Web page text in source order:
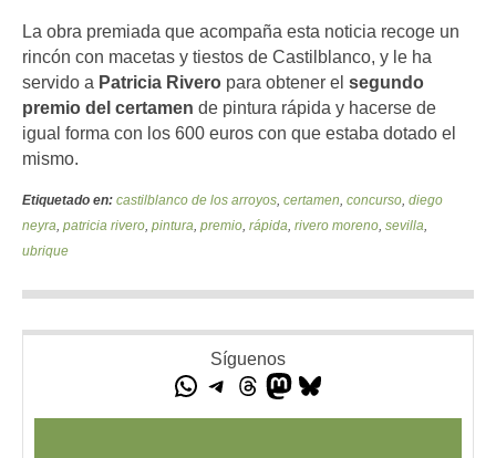
La obra premiada que acompaña esta noticia recoge un
rincón con macetas y tiestos de Castilblanco, y le ha
servido a Patricia Rivero para obtener el segundo
premio del certamen de pintura rápida y hacerse de
igual forma con los 600 euros con que estaba dotado el
mismo.
Etiquetado en: castilblanco de los arroyos, certamen, concurso, diego
neyra, patricia rivero, pintura, premio, rápida, rivero moreno, sevilla,
ubrique
Síguenos